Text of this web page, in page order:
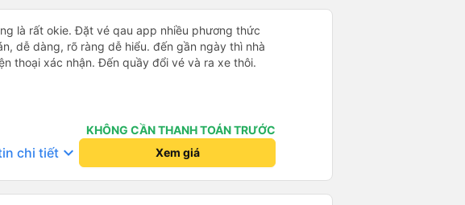
là rất okie. Đặt vé qau app nhiều phương thức
dễ dàng, rõ ràng dễ hiểu. đến gần ngày thì nhà
thoại xác nhận. Đến quầy đổi vé và ra xe thôi.
KHÔNG CẦN THANH TOÁN TRƯỚC
chi tiết keyboard_arrow_down Xem giá